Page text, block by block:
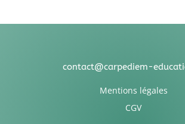
contact@carpediem-
Mentions légales
CGV